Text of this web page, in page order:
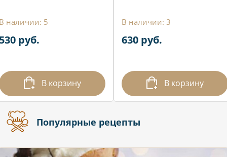
наличии: 5
руб.
В корзину
В наличии: 3
630 руб.
В корзину
Популярные рецепты